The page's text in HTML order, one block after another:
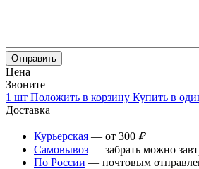
Цена
Звоните
1 шт Положить в корзину Купить в
Доставка
Курьерская — от 300 ₽
Самовывоз — забрать можно
По России — почтовым